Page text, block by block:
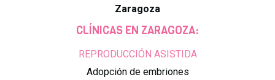
Zaragoza
CLÍNICAS EN ZARAGOZA:
REPRODUCCIÓN ASISTIDA
Adopción de embriones